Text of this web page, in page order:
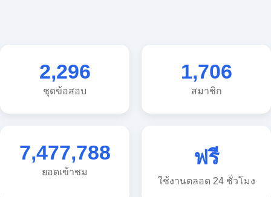
2,296
ชุดข้อสอบ
1,706
สมาชิก
7,477,788
ยอดเข้าชม
ฟรี
ใช้งานตลอด 24 ชั่วโมง